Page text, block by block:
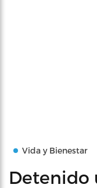
Vida y Bienestar
Detenido